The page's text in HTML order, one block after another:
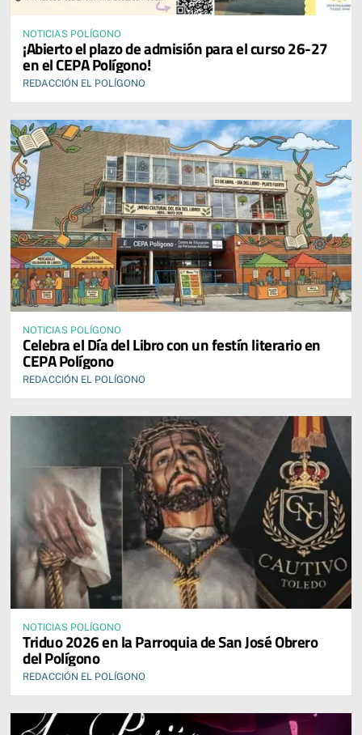
NOTICIAS POLÍGONO
¡Abierto el plazo de admisión para el curso 26-27
en el CEPA Polígono!
REDACCIÓN EL POLÍGONO
NOTICIAS POLÍGONO
Celebra el Día del Libro con un festín literario en
CEPA Polígono
REDACCIÓN EL POLÍGONO
NOTICIAS POLÍGONO
Triduo 2026 en la Parroquia de San José Obrero
del Polígono
REDACCIÓN EL POLÍGONO